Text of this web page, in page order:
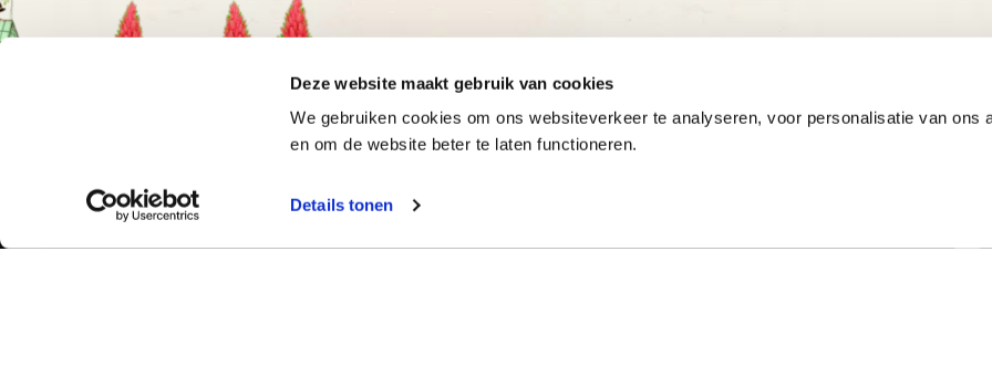
Deze website maakt gebruik van cookies
We gebruiken cookies om ons websiteverkeer te analyseren, voor personalisatie van ons
en om de website beter te laten functioneren.
Details tonen